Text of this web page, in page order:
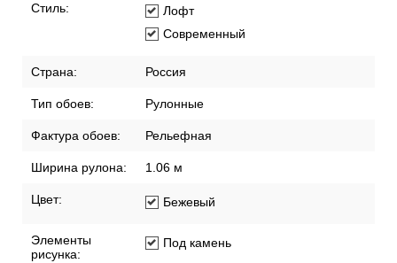
Стиль:
Лофт
Современный
Страна: Россия
Тип обоев: Рулонные
Фактура обоев: Рельефная
Ширина рулона: 1.06 м
Цвет: Бежевый
Элементы
рисунка:
Под камень